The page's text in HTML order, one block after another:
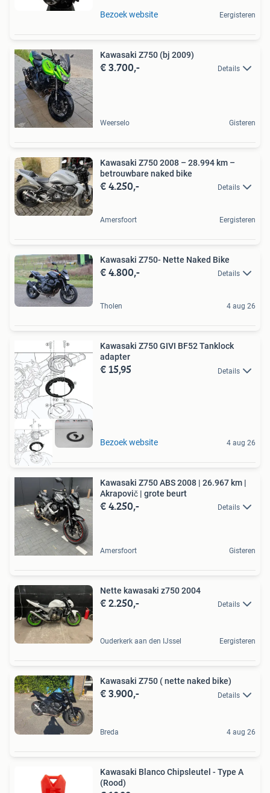
Bezoek website Eergisteren
Kawasaki Z750 (bj 2009)
€ 3.700,- Details
Weerselo Gisteren
Kawasaki Z750 2008 – 28.994 km –
betrouwbare naked bike
€ 4.250,- Details
Amersfoort Eergisteren
Kawasaki Z750- Nette Naked Bike
€ 4.800,- Details
Tholen 4 aug 26
Kawasaki Z750 GIVI BF52 Tanklock
adapter
€ 15,95 Details
Bezoek website 4 aug 26
Kawasaki Z750 ABS 2008 | 26.967 km |
Akrapovič | grote beurt
€ 4.250,- Details
Amersfoort Gisteren
Nette kawasaki z750 2004
€ 2.250,- Details
Ouderkerk aan den IJssel Eergisteren
Kawasaki Z750 ( nette naked bike)
€ 3.900,- Details
Breda 4 aug 26
Kawasaki Blanco Chipsleutel - Type A
(Rood)